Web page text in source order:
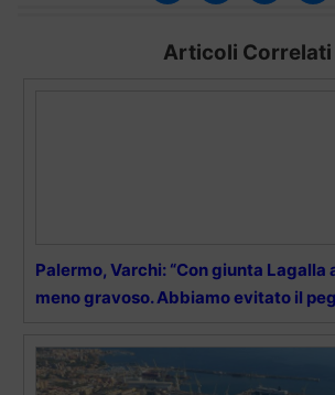
Articoli Correlati
Palermo, Varchi: “Con giunta Lagalla
meno gravoso. Abbiamo evitato il